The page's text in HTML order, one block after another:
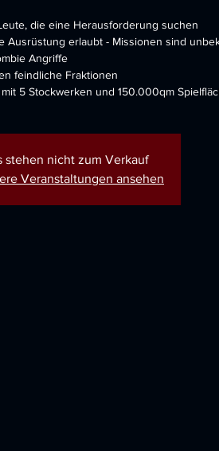
die eine Herausforderung suchen
Ausrüstung erlaubt - Missionen sind
Angriffe
feindliche Fraktionen
mit 5 Stockwerken und 150.000qm
stehen nicht zum Verkauf
Veranstaltungen ansehen